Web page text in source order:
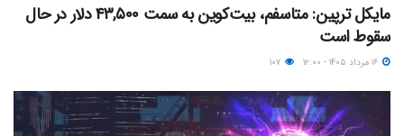
مایکل ترپین: متاسفم، بیت‌کوین به سمت ۴۳,۵۰۰ دلار در حال
سقوط است